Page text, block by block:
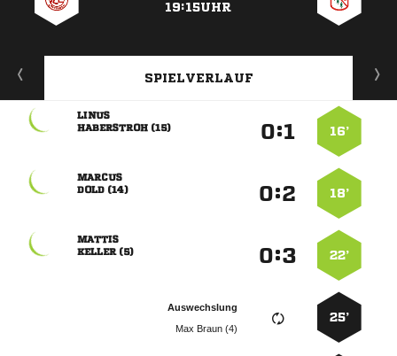
19:15UHR
SPIELVERLAUF
16’
:

 
18’
:

 
22’
:

 
25’
Auswechslung
  